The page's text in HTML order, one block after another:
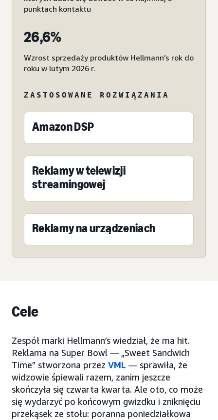
punktach kontaktu
26,6%
Wzrost sprzedaży produktów Hellmann’s rok do
roku w lutym 2026 r.
ZASTOSOWANE ROZWIĄZANIA
Amazon DSP
Reklamy w telewizji
streamingowej
Reklamy na urządzeniach
Cele
Zespół marki Hellmann’s wiedział, że ma hit.
Reklama na Super Bowl — „Sweet Sandwich
Time” stworzona przez VML — sprawiła, że
widzowie śpiewali razem, zanim jeszcze
skończyła się czwarta kwarta. Ale oto, co może
się wydarzyć po końcowym gwizdku i zniknięciu
przekąsek ze stołu: poranna poniedziałkowa